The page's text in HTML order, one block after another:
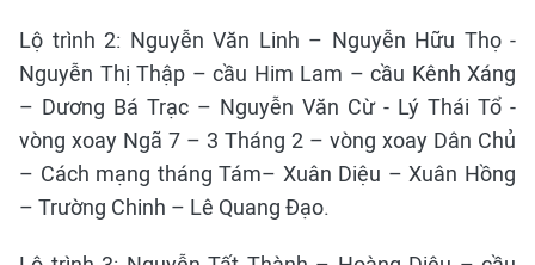
Lộ trình 2: Nguyễn Văn Linh – Nguyễn Hữu Thọ -
Nguyễn Thị Thập – cầu Him Lam – cầu Kênh Xáng
– Dương Bá Trạc – Nguyễn Văn Cừ - Lý Thái Tổ -
vòng xoay Ngã 7 – 3 Tháng 2 – vòng xoay Dân Chủ
– Cách mạng tháng Tám– Xuân Diệu – Xuân Hồng
– Trường Chinh – Lê Quang Đạo.